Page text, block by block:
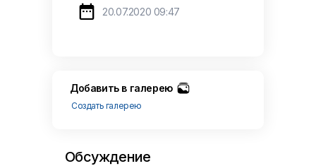
 20.07.2020 09:47
Добавить в галерею
Создать галерею
Обсуждение